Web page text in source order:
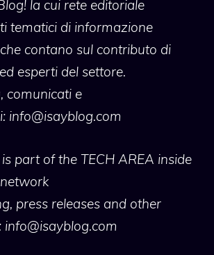
la cui rete editoriale
tematici di informazione
contano sul contributo di
esperti del settore.
comunicati e
info@isayblog.com
is part of the TECH AREA inside
press releases and other
info@isayblog.com